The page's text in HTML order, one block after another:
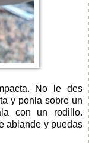
No le des
y ponla sobre un
con un rodillo.
ablande y puedas